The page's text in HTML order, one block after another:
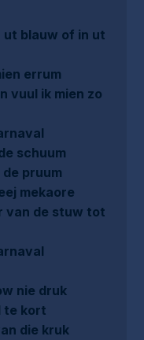
ut blauw of in ut
errum
vuul ik mien zo
schuum
pruum
mekaore
van de stuw tot
nie druk
te kort
die kruk